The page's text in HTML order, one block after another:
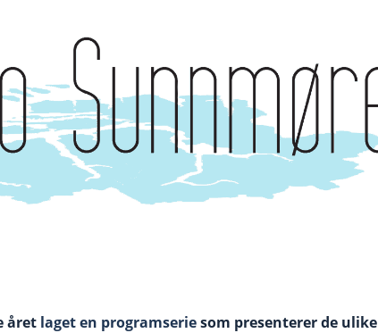
året laget en programseriesom presenterer de ulike